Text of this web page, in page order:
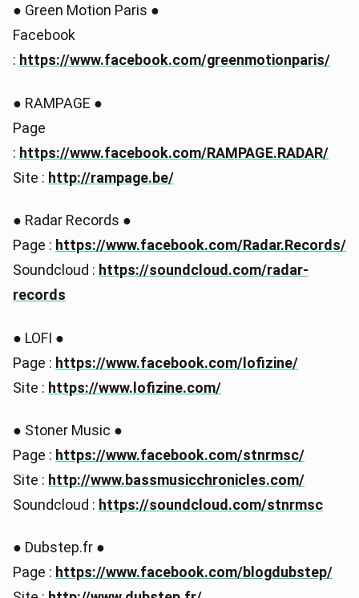
● Green Motion Paris ●
Facebook
: https://www.facebook.com/greenmotionparis/
● RAMPAGE ●
Page
: https://www.facebook.com/RAMPAGE.RADAR/
Site : http://rampage.be/
● Radar Records ●
Page : https://www.facebook.com/Radar.Records/
Soundcloud : https://soundcloud.com/radar-
records
● LOFI ●
Page : https://www.facebook.com/lofizine/
Site : https://www.lofizine.com/
● Stoner Music ●
Page : https://www.facebook.com/stnrmsc/
Site : http://www.bassmusicchronicles.com/
Soundcloud : https://soundcloud.com/stnrmsc
● Dubstep.fr ●
Page : https://www.facebook.com/blogdubstep/